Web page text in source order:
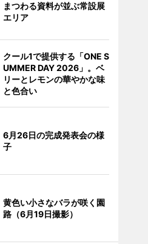
まつわる資料が並ぶ常設展
エリア
クール1で提供する「ONE S
UMMER DAY 2026」。ベ
リーとレモンの華やかな味
と色合い
6月26日の完成発表会の様
子
黄色い小さなバラが咲く園
路（6月19日撮影）